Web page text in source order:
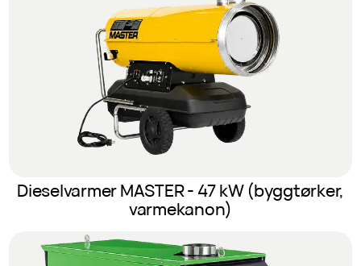
Dieselvarmer MASTER - 47 kW (byggtørker,
varmekanon)